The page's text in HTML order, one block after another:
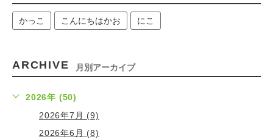
かっこ こんにちはかお にこ
ARCHIVE 月別アーカイブ
2026年 (50)
2026年7月 (9)
2026年6月 (8)